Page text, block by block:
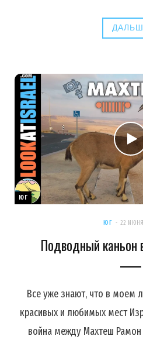
ЮГ
ЮГ 22
Подводный каньон
Все уже знают, что в моем
красивых и любимых мест
война между Махтеш Рамон